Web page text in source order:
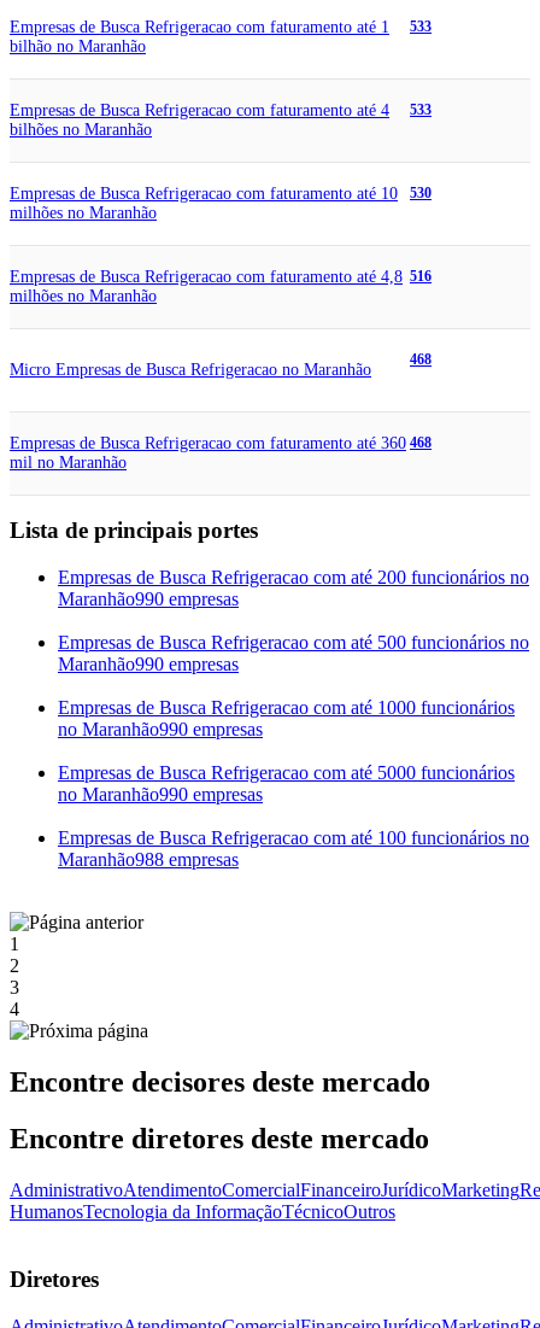
Empresas de Busca Refrigeracao com faturamento até 1
bilhão no Maranhão
533
Empresas de Busca Refrigeracao com faturamento até 4
bilhões no Maranhão
533
Empresas de Busca Refrigeracao com faturamento até 10
milhões no Maranhão
530
Empresas de Busca Refrigeracao com faturamento até 4,8
milhões no Maranhão
516
Micro Empresas de Busca Refrigeracao no Maranhão
468
Empresas de Busca Refrigeracao com faturamento até 360
mil no Maranhão
468
Lista de principais portes
Empresas de Busca Refrigeracao com até 200 funcionários no
Maranhão990 empresas
Empresas de Busca Refrigeracao com até 500 funcionários no
Maranhão990 empresas
Empresas de Busca Refrigeracao com até 1000 funcionários
no Maranhão990 empresas
Empresas de Busca Refrigeracao com até 5000 funcionários
no Maranhão990 empresas
Empresas de Busca Refrigeracao com até 100 funcionários no
Maranhão988 empresas
1
2
3
4
Encontre decisores deste mercado
Encontre diretores deste mercado
AdministrativoAtendimentoComercialFinanceiroJurídicoMarketing
HumanosTecnologia da InformaçãoTécnicoOutros
Diretores